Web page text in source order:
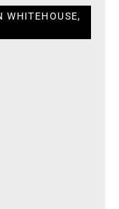
WHITEHOUSE,